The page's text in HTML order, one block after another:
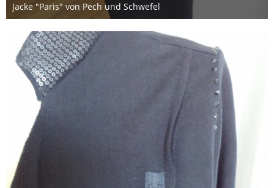
Jacke "Paris" von Pech und Schwefel
6. November 2017